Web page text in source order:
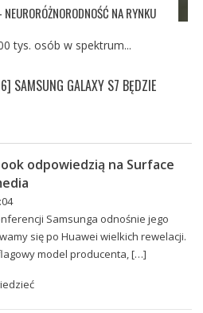
NA RYNKU
tys. osób w spektrum...
SAMSUNG GALAXY S7 BĘDZIE
odpowiedzią na Surface
Samsunga odnośnie jego
się po Huawei wielkich rewelacji.
model producenta, […]